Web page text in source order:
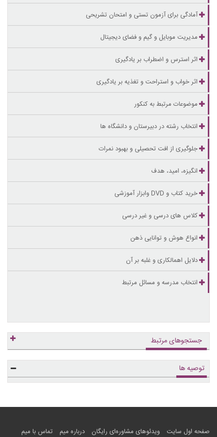
آمادگی برای آزمون تستی و امتحان تشریحی
مدیریت موبایل و گیم و فضای دیجیتال
اثر استرس و اضطراب بر یادگیری
اثر خواب و استراحت و تغذیه بر یادگیری
موضوعات مرتبط به کنکور
انتخاب رشته در دبیرستان و دانشگاه ها
جلوگیری از افت تحصیلی و بهبود نمرات
انگیزه، امید، هدف
خرید کتاب و DVD وابزار آموزشی
کلاس های درسی و غیر درسی
انواع هوش و توانایی ذهن
دلایل اهمالکاری و غلبه بر آن
انتخاب مدرسه و مسائل مرتبط
جستجوهای مرتبط
توصیه ها
صفحه اول سایت ویدئوهای مشاوره‌ای رایگان درباره میم تماس با میم